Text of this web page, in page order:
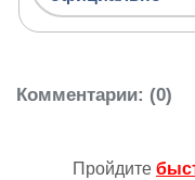
Комментарии: (0)
Пройдите